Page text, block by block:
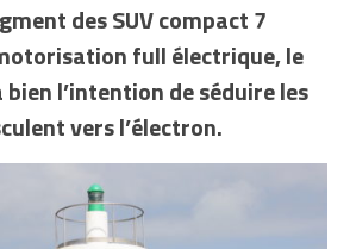
des SUV compact 7
full électrique, le
bien l’intention de séduire les
vers l’électron.